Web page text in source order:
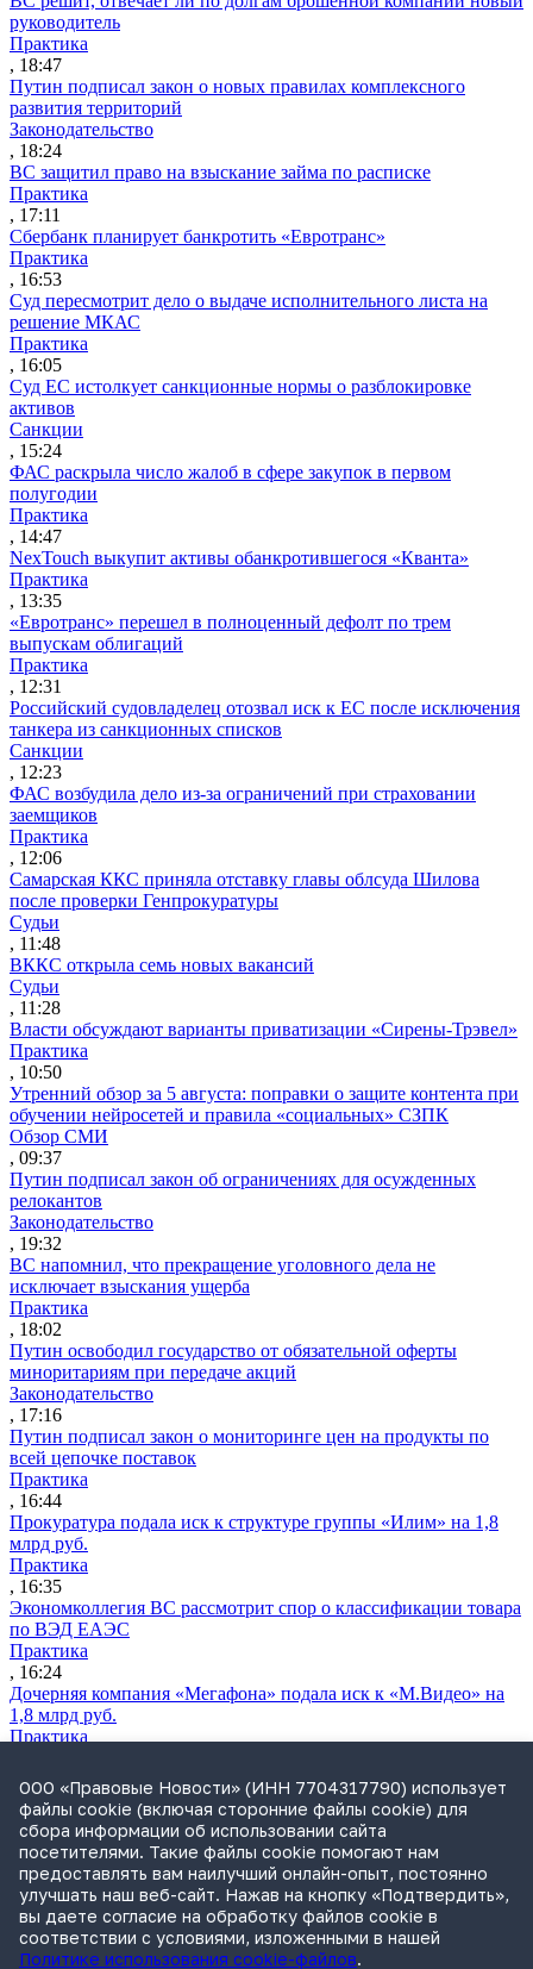
руководитель
Практика
, 18:47
Путин подписал закон о новых правилах комплексного
развития территорий
Законодательство
, 18:24
ВС защитил право на взыскание займа по расписке
Практика
, 17:11
Сбербанк планирует банкротить «Евротранс»
Практика
, 16:53
Суд пересмотрит дело о выдаче исполнительного листа на
решение МКАС
Практика
, 16:05
Суд ЕС истолкует санкционные нормы о разблокировке
активов
Санкции
, 15:24
ФАС раскрыла число жалоб в сфере закупок в первом
полугодии
Практика
, 14:47
NexTouch выкупит активы обанкротившегося «Кванта»
Практика
, 13:35
«Евротранс» перешел в полноценный дефолт по трем
выпускам облигаций
Практика
, 12:31
Российский судовладелец отозвал иск к ЕС после исключения
танкера из санкционных списков
Санкции
, 12:23
ФАС возбудила дело из-за ограничений при страховании
заемщиков
Практика
, 12:06
Самарская ККС приняла отставку главы облсуда Шилова
после проверки Генпрокуратуры
Судьи
, 11:48
ВККС открыла семь новых вакансий
Судьи
, 11:28
Власти обсуждают варианты приватизации «Сирены-Трэвел»
Практика
, 10:50
Утренний обзор за 5 августа: поправки о защите контента при
обучении нейросетей и правила «социальных» СЗПК
Обзор СМИ
, 09:37
Путин подписал закон об ограничениях для осужденных
релокантов
Законодательство
, 19:32
ВС напомнил, что прекращение уголовного дела не
исключает взыскания ущерба
Практика
, 18:02
Путин освободил государство от обязательной оферты
миноритариям при передаче акций
Законодательство
, 17:16
Путин подписал закон о мониторинге цен на продукты по
всей цепочке поставок
Практика
, 16:44
Прокуратура подала иск к структуре группы «Илим» на 1,8
млрд руб.
Практика
, 16:35
Экономколлегия ВС рассмотрит спор о классификации товара
по ВЭД ЕАЭС
Практика
, 16:24
Дочерняя компания «Мегафона» подала иск к «М.Видео» на
1,8 млрд руб.
Практика
СИП проверит отмену патента на систему управления
устройствами после возражений «Яндекса»
Практика
, 15:17
Суды 10 стран рассматривают иски российской «дочки»
Google о возврате дивидендов
Международная практика
, 14:09
ООО «Правовые Новости» (ИНН 7704317790) использует
файлы cookie (включая сторонние файлы cookie) для
сбора информации об использовании сайта
посетителями. Такие файлы cookie помогают нам
предоставлять вам наилучший онлайн-опыт, постоянно
улучшать наш веб-сайт. Нажав на кнопку «Подтвердить»,
вы даете согласие на обработку файлов cookie в
соответствии с условиями, изложенными в нашей
Политике использования cookie-файлов.